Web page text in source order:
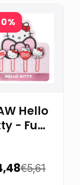
Hello
- Fun
€5,61